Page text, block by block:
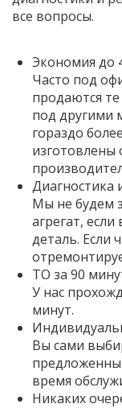
все вопросы.
Экономия до
Часто под
продаются
под другими
гораздо
изготовлены
Диагностика
Мы не будем
агрегат,
деталь. Если
ТО за 90
У нас
минут.
Вы сами
время
Никаких